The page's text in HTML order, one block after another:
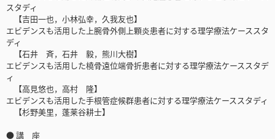
スタディ
【吉田一也，小林弘幸，久我友也】
エビデンスも活用した上腕骨外側上顆炎患者に対する理学療法ケーススタ
ディ
【石井 斉，石井 毅，熊川大樹】
エビデンスも活用した橈骨遠位端骨折患者に対する理学療法ケーススタデ
ィ
【高見悠也，高村 隆】
エビデンスも活用した手根管症候群患者に対する理学療法ケーススタディ
【杉野美里，蓬莱谷耕士】
● 講 座